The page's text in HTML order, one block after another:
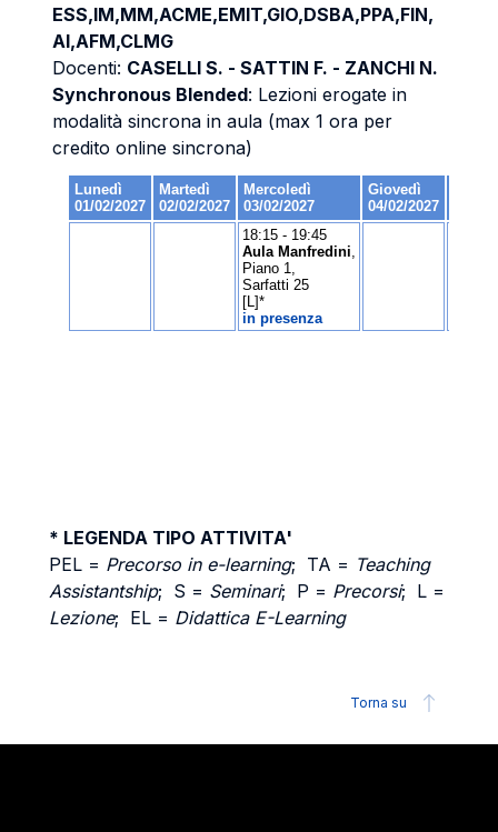
ESS,IM,MM,ACME,EMIT,GIO,DSBA,PPA,FIN,
AI,AFM,CLMG
Docenti: CASELLI S. - SATTIN F. - ZANCHI N.
Synchronous Blended: Lezioni erogate in
modalità sincrona in aula (max 1 ora per
credito online sincrona)
* LEGENDA TIPO ATTIVITA'
PEL = Precorso in e-learning; TA = Teaching
Assistantship; S = Seminari; P = Precorsi; L =
Lezione; EL = Didattica E-Learning
Torna su